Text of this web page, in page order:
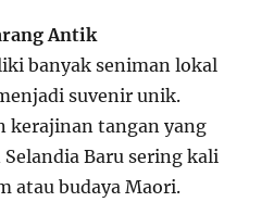
Antik
banyak seniman lokal
suvenir unik.
kerajinan tangan yang
Baru sering kali
atau budaya Maori.